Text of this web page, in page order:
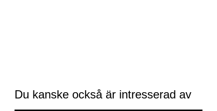
Du kanske också är intresserad av